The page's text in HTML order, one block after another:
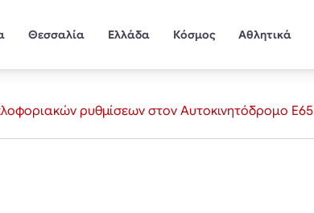
Θεσσαλία Ελλάδα Κόσμος Αθλητικά
ρυθμίσεων στον Αυτοκινητόδρομο Ε65